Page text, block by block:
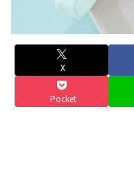
X
Pocket